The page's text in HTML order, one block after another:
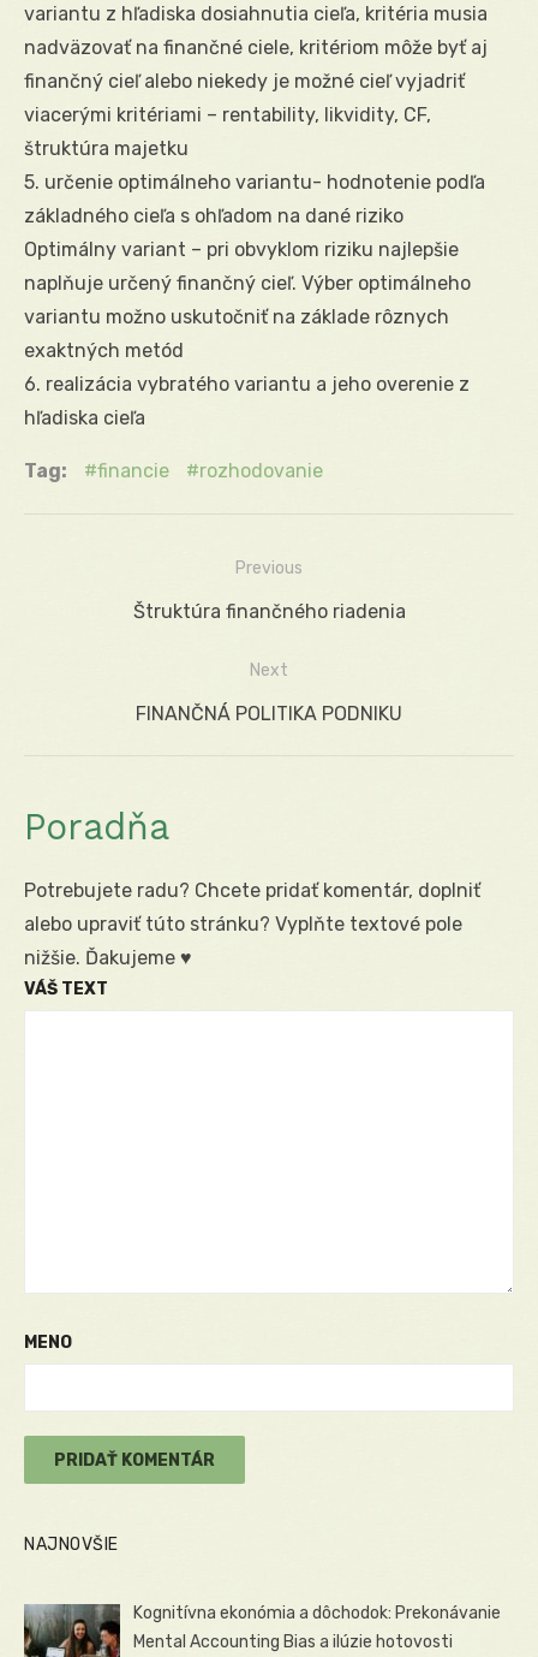
variantu z hľadiska dosiahnutia cieľa, kritéria musia
nadväzovať na finančné ciele, kritériom môže byť aj
finančný cieľ alebo niekedy je možné cieľ vyjadriť
viacerými kritériami – rentability, likvidity, CF,
štruktúra majetku
5. určenie optimálneho variantu- hodnotenie podľa
základného cieľa s ohľadom na dané riziko
Optimálny variant – pri obvyklom riziku najlepšie
naplňuje určený finančný cieľ. Výber optimálneho
variantu možno uskutočniť na základe rôznych
exaktných metód
6. realizácia vybratého variantu a jeho overenie z
hľadiska cieľa
Tag: financie rozhodovanie
Navigácia
Previous
Previous
Štruktúra finančného riadenia
Next
Next
FINANČNÁ POLITIKA PODNIKU
Poradňa
Potrebujete radu? Chcete pridať komentár, doplniť
alebo upraviť túto stránku? Vyplňte textové pole
nižšie. Ďakujeme ♥
VÁŠ TEXT
MENO
NAJNOVŠIE
Kognitívna ekonómia a dôchodok: Prekonávanie
Mental Accounting Bias a ilúzie hotovosti